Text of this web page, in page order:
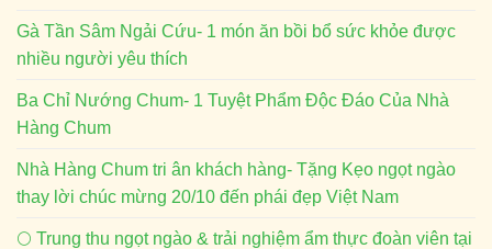
Gà Tần Sâm Ngải Cứu- 1 món ăn bồi bổ sức khỏe được
nhiều người yêu thích
Ba Chỉ Nướng Chum- 1 Tuyệt Phẩm Độc Đáo Của Nhà
Hàng Chum
Nhà Hàng Chum tri ân khách hàng- Tặng Kẹo ngọt ngào
thay lời chúc mừng 20/10 đến phái đẹp Việt Nam
🌕 Trung thu ngọt ngào & trải nghiệm ẩm thực đoàn viên tại